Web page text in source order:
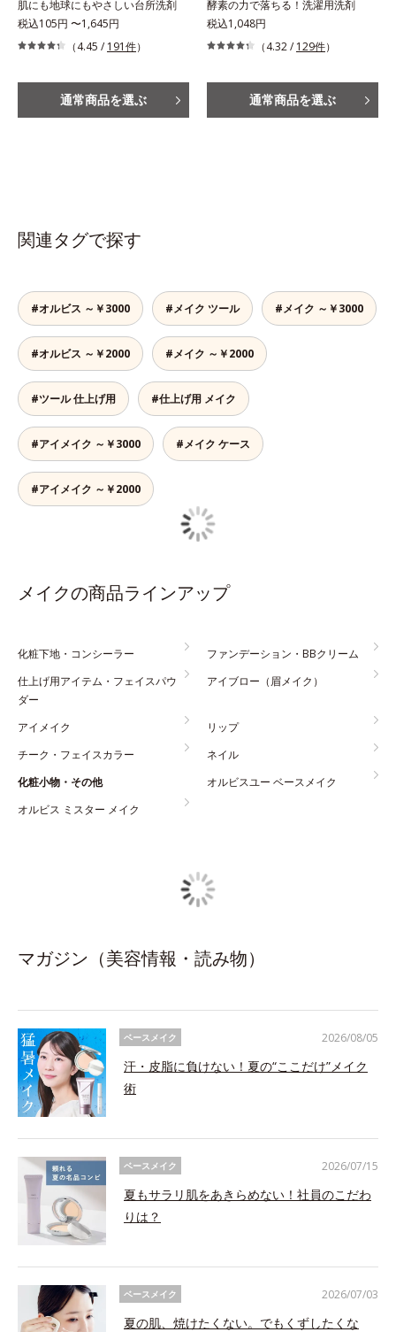
肌にも地球にもやさしい台所洗剤
税込105円 〜1,645円
（4.45 / 191件）
通常商品を選ぶ
酵素の力で落ちる！洗濯用洗剤
税込1,048円
（4.32 / 129件）
通常商品を選ぶ
関連タグで探す
#オルビス ～￥3000 #メイク ツール #メイク ～￥3000
#オルビス ～￥2000 #メイク ～￥2000
#ツール 仕上げ用 #仕上げ用 メイク
#アイメイク ～￥3000 #メイク ケース
#アイメイク ～￥2000
メイクの商品ラインアップ
化粧下地・コンシーラー
ファンデーション・BBクリーム
仕上げ用アイテム・フェイスパウ
ダー
アイブロー（眉メイク）
アイメイク
リップ
チーク・フェイスカラー
ネイル
化粧小物・その他
オルビスユー ベースメイク
オルビス ミスター メイク
マガジン（美容情報・読み物）
ベースメイク
汗・皮脂に負けない！夏の“ここだけ”メイク
術
2026/08/05
ベースメイク
夏もサラリ肌をあきらめない！社員のこだわ
りは？
2026/07/15
ベースメイク
夏の肌、焼けたくない。でもくずしたくな
2026/07/03